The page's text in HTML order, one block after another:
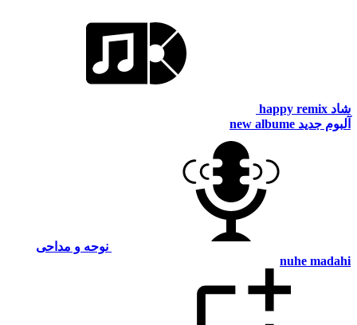
شاد happy remix
آلبوم جدید new albume
نوحه و مداحی
nuhe madahi